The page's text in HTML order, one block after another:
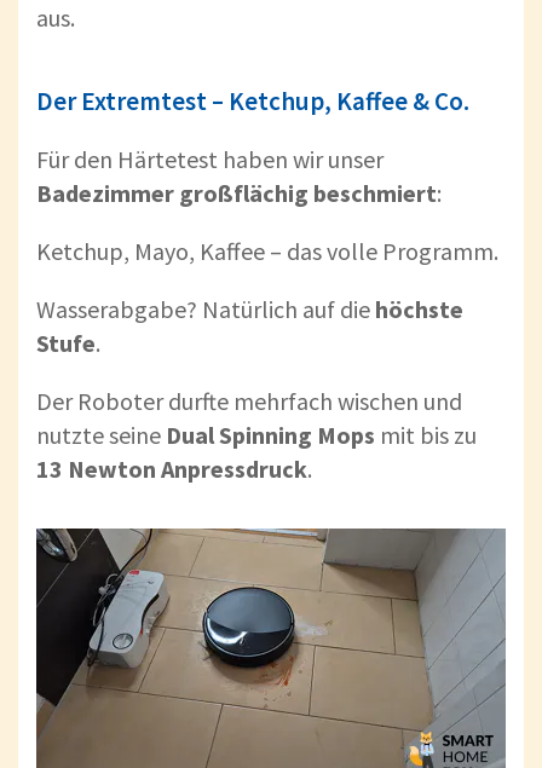
aus.
Der Extremtest – Ketchup, Kaffee & Co.
Für den Härtetest haben wir unser
Badezimmer großflächig beschmiert:
Ketchup, Mayo, Kaffee – das volle Programm.
Wasserabgabe? Natürlich auf die höchste
Stufe.
Der Roboter durfte mehrfach wischen und
nutzte seine Dual Spinning Mops mit bis zu
13 Newton Anpressdruck.